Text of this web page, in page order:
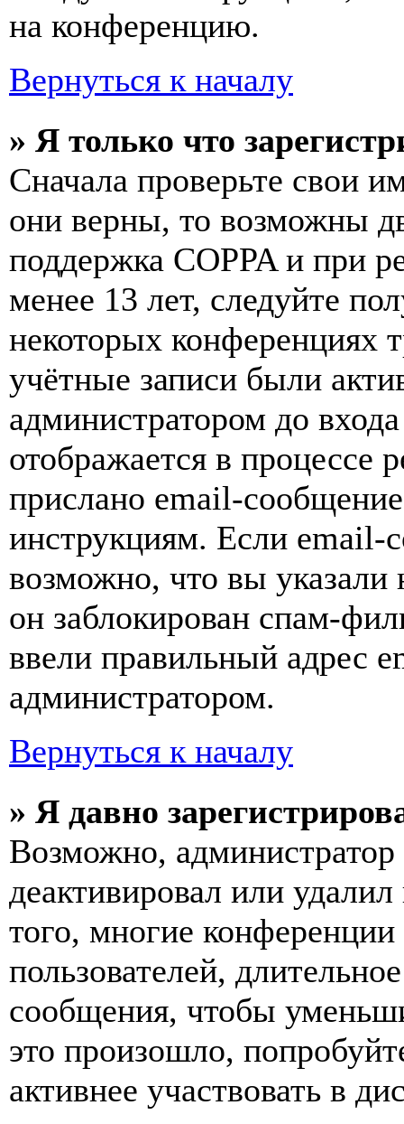
на конференцию.
Вернуться к началу
» Я только что
Сначала проверьте свои
они верны, то возможны
поддержка COPPA и при
менее 13 лет, следуйте
некоторых конференциях
учётные записи были
администратором до
отображается в процессе
прислано email-
инструкциям. Если email-
возможно, что вы
он заблокирован спам-
ввели правильный адрес
администратором.
Вернуться к началу
» Я давно
Возможно,
деактивировал или
того, многие
пользователей,
сообщения, чтобы
это произошло,
активнее участвовать в